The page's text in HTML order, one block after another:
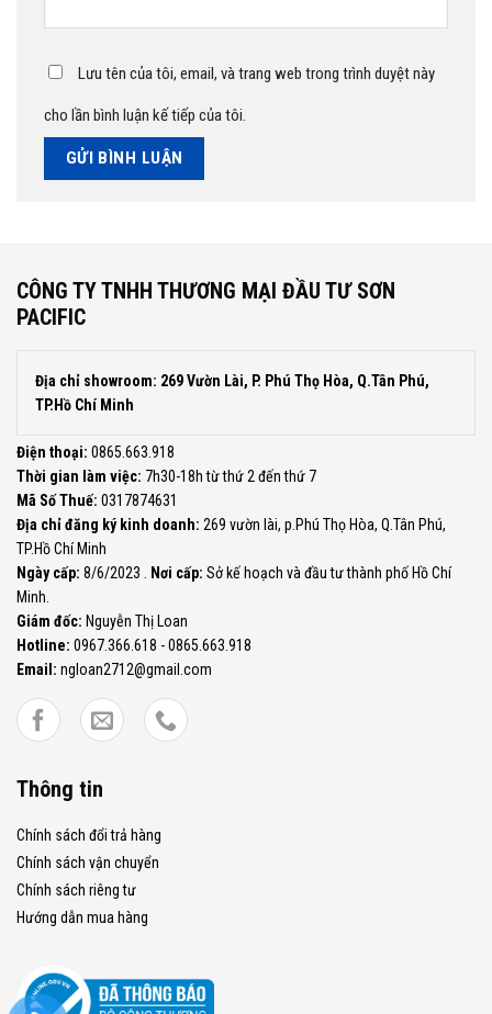
Lưu tên của tôi, email, và trang web trong trình duyệt này
cho lần bình luận kế tiếp của tôi.
CÔNG TY TNHH THƯƠNG MẠI ĐẦU TƯ SƠN
PACIFIC
Địa chỉ showroom: 269 Vườn Lài, P. Phú Thọ Hòa, Q.Tân Phú,
TP.Hồ Chí Minh
Điện thoại: 0865.663.918
Thời gian làm việc: 7h30-18h từ thứ 2 đến thứ 7
Mã Số Thuế: 0317874631
Địa chỉ đăng ký kinh doanh: 269 vườn lài, p.Phú Thọ Hòa, Q.Tân Phú,
TP.Hồ Chí Minh
Ngày cấp: 8/6/2023 . Nơi cấp: Sở kế hoạch và đầu tư thành phố Hồ Chí
Minh.
Giám đốc: Nguyễn Thị Loan
Hotline: 0967.366.618 - 0865.663.918
Email: ngloan2712@gmail.com
Thông tin
Chính sách đổi trả hàng
Chính sách vận chuyển
Chính sách riêng tư
Hướng dẫn mua hàng